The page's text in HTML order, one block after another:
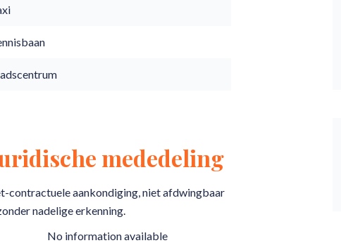
mededeling
contractuele aankondiging, niet afdwingbaar
nadelige erkenning.
No information available